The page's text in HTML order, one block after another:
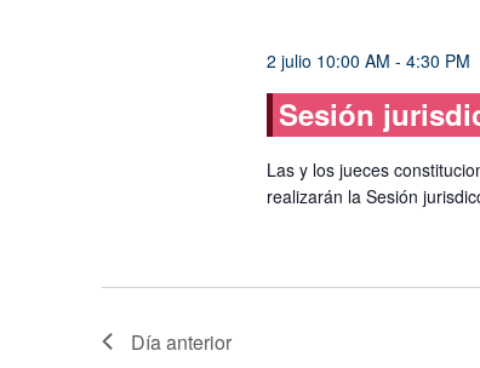
2 julio 10:00 AM - 4:30 PM
Sesión
Las y los jueces
realizarán la Sesión
Día anterior